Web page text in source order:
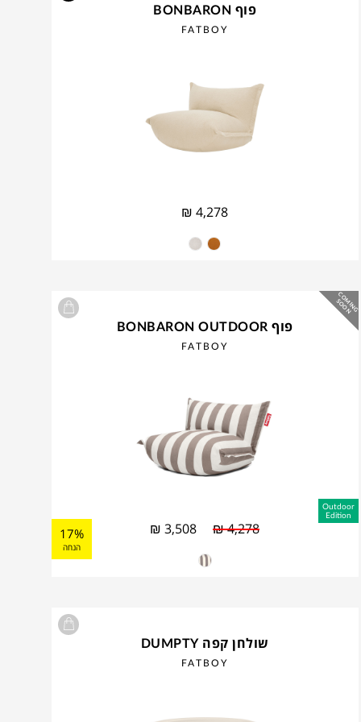
פוף BONBARON
FATBOY
₪ 4,278
C
O
M
IN
G
S
O
O
N
פוף BONBARON OUTDOOR
FATBOY
₪4,278
₪ 3,508
Outdoor
Edition
17%
הנחה
שולחן קפה DUMPTY
FATBOY